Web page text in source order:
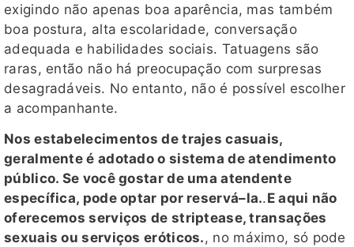
exigindo não apenas boa aparência, mas também
boa postura, alta escolaridade, conversação
adequada e habilidades sociais. Tatuagens são
raras, então não há preocupação com surpresas
desagradáveis. No entanto, não é possível escolher
a acompanhante.
Nos estabelecimentos de trajes casuais,
geralmente é adotado o sistema de atendimento
público. Se você gostar de uma atendente
específica, pode optar por reservá–la..E aqui não
oferecemos serviços de striptease, transações
sexuais ou serviços eróticos., no máximo, só pode